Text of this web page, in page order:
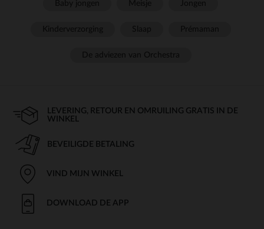
LEVERING, RETOUR EN OMRUILING GRATIS IN DE
WINKEL
BEVEILIGDE BETALING
VIND MIJN WINKEL
DOWNLOAD DE APP